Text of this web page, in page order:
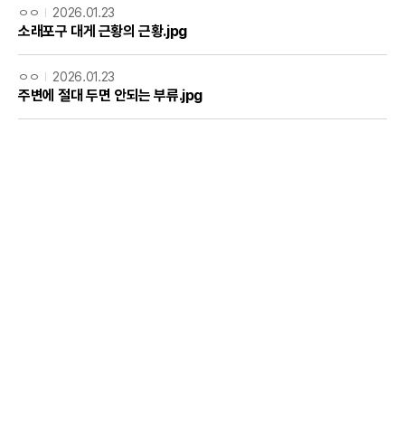
ㅇㅇ 2026.01.23
소래포구 대게 근황의 근황.jpg
ㅇㅇ 2026.01.23
주변에 절대 두면 안되는 부류.jpg